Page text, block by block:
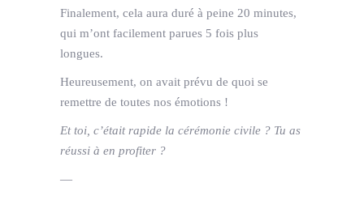
Finalement, cela aura duré à peine 20 minutes,
qui m’ont facilement parues 5 fois plus
longues.
Heureusement, on avait prévu de quoi se
remettre de toutes nos émotions !
Et toi, c’était rapide la cérémonie civile ? Tu as
réussi à en profiter ?
—